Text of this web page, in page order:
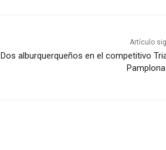
Artículo
Dos alburquerqueños en el competitivo